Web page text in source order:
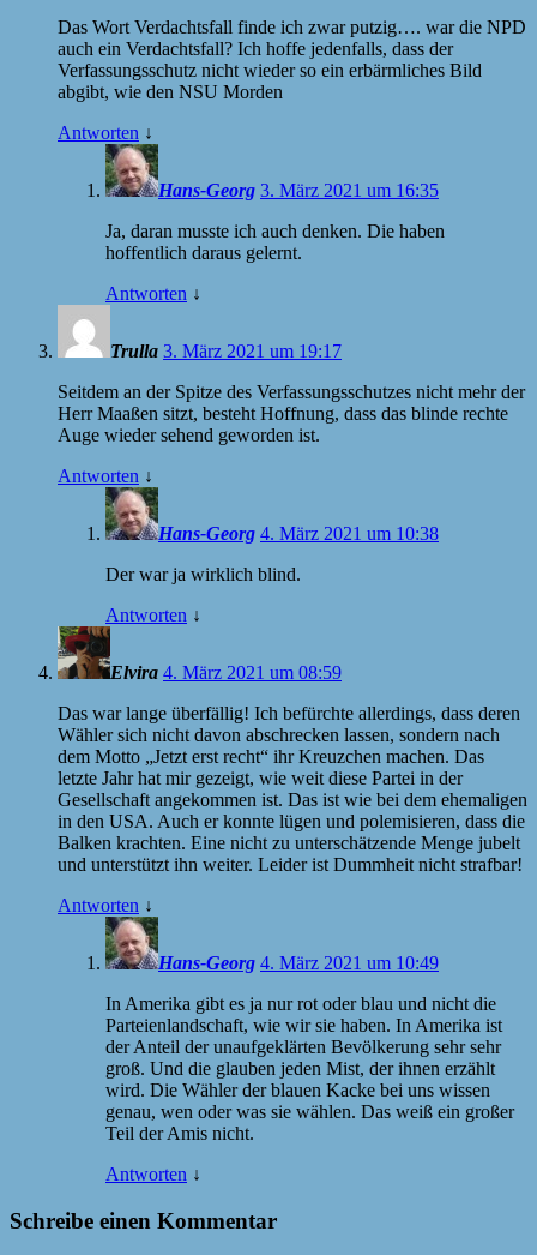
Das Wort Verdachtsfall finde ich zwar putzig…. war die NPD
auch ein Verdachtsfall? Ich hoffe jedenfalls, dass der
Verfassungsschutz nicht wieder so ein erbärmliches Bild
abgibt, wie den NSU Morden
Antworten ↓
Hans-Georg 3. März 2021 um 16:35
Ja, daran musste ich auch denken. Die haben
hoffentlich daraus gelernt.
Antworten ↓
Trulla 3. März 2021 um 19:17
Seitdem an der Spitze des Verfassungsschutzes nicht mehr der
Herr Maaßen sitzt, besteht Hoffnung, dass das blinde rechte
Auge wieder sehend geworden ist.
Antworten ↓
Hans-Georg 4. März 2021 um 10:38
Der war ja wirklich blind.
Antworten ↓
Elvira 4. März 2021 um 08:59
Das war lange überfällig! Ich befürchte allerdings, dass deren
Wähler sich nicht davon abschrecken lassen, sondern nach
dem Motto „Jetzt erst recht“ ihr Kreuzchen machen. Das
letzte Jahr hat mir gezeigt, wie weit diese Partei in der
Gesellschaft angekommen ist. Das ist wie bei dem ehemaligen
in den USA. Auch er konnte lügen und polemisieren, dass die
Balken krachten. Eine nicht zu unterschätzende Menge jubelt
und unterstützt ihn weiter. Leider ist Dummheit nicht strafbar!
Antworten ↓
Hans-Georg 4. März 2021 um 10:49
In Amerika gibt es ja nur rot oder blau und nicht die
Parteienlandschaft, wie wir sie haben. In Amerika ist
der Anteil der unaufgeklärten Bevölkerung sehr sehr
groß. Und die glauben jeden Mist, der ihnen erzählt
wird. Die Wähler der blauen Kacke bei uns wissen
genau, wen oder was sie wählen. Das weiß ein großer
Teil der Amis nicht.
Antworten ↓
Schreibe einen Kommentar